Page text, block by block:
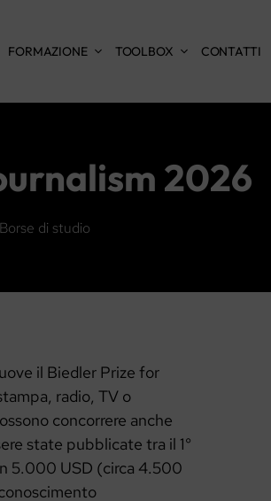
FORMAZIONE TOOLBOX CONTATTI
2026
Borse di studio
il Biedler Prize for
radio, TV o
concorrere anche
state pubblicate tra il 1°
5.000 USD (circa 4.500